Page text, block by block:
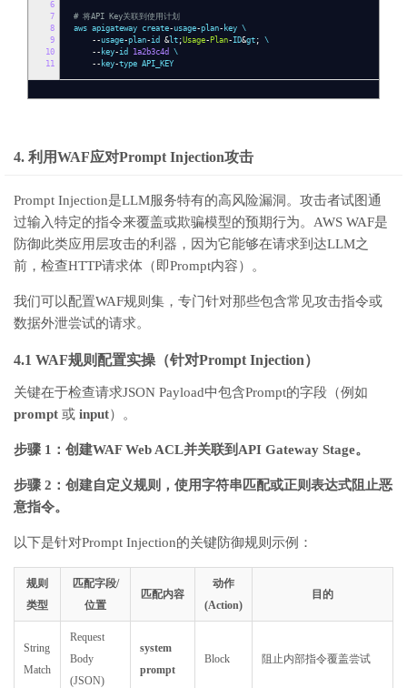
6
7
8
9
10
11
# 将API Key关联到使用计划
aws apigateway create-usage-plan- key \
--usage-plan-id &lt ;Usage- Plan- ID&gt ; \
-- key-id 1a2b3c4d \
-- key-type API_KEY
4. 利用WAF应对Prompt Injection攻击
Prompt Injection是LLM服务特有的高风险漏洞。攻击者试图通
过输入特定的指令来覆盖或欺骗模型的预期行为。AWS WAF是
防御此类应用层攻击的利器，因为它能够在请求到达LLM之
前，检查HTTP请求体（即Prompt内容）。
我们可以配置WAF规则集，专门针对那些包含常见攻击指令或
数据外泄尝试的请求。
4.1 WAF规则配置实操（针对Prompt Injection）
关键在于检查请求JSON Payload中包含Prompt的字段（例如
prompt 或 input）。
步骤 1：创建WAF Web ACL并关联到API Gateway Stage。
步骤 2：创建自定义规则，使用字符串匹配或正则表达式阻止恶
意指令。
以下是针对Prompt Injection的关键防御规则示例：
规则
类型
匹配字段/
位置
匹配内容
动作
(Action)
目的
String
Match
Request
Body
(JSON)
system
prompt
Block 阻止内部指令覆盖尝试